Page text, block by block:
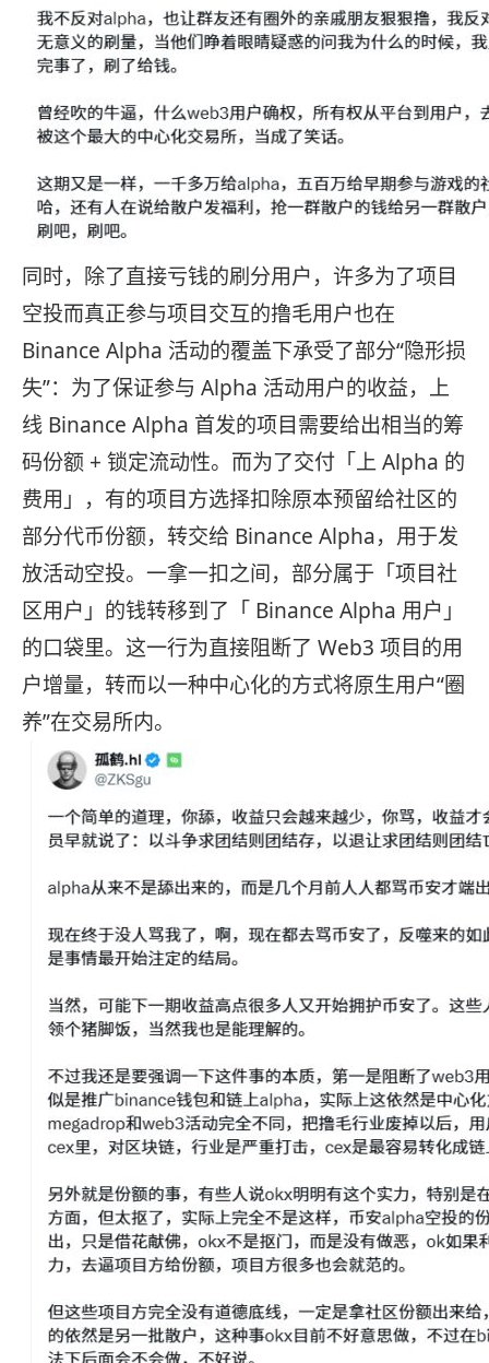
同时，除了直接亏钱的刷分用户，许多为了项目
空投而真正参与项目交互的撸毛用户也在
Binance Alpha 活动的覆盖下承受了部分“隐形损
失”：为了保证参与 Alpha 活动用户的收益，上
线 Binance Alpha 首发的项目需要给出相当的筹
码份额 + 锁定流动性。而为了交付「上 Alpha 的
费用」，有的项目方选择扣除原本预留给社区的
部分代币份额，转交给 Binance Alpha，用于发
放活动空投。一拿一扣之间，部分属于「项目社
区用户」的钱转移到了「 Binance Alpha 用户」
的口袋里。这一行为直接阻断了 Web3 项目的用
户增量，转而以一种中心化的方式将原生用户“圈
养”在交易所内。